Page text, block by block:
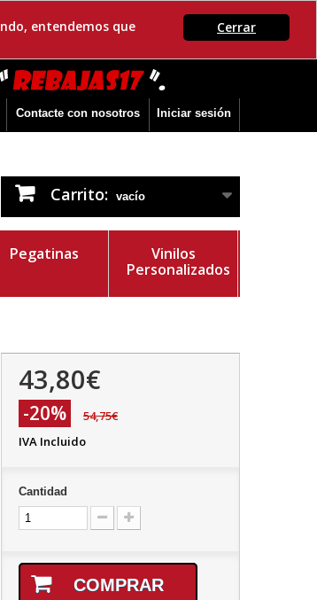
Cerrar
entendemos que
Iniciar sesión
Contacte con nosotros
Carrito: vacío
Pegatinas
Vinilos
Personalizados
43,80€
-20%
54,75€
IVA Incluido
Cantidad
COMPRAR